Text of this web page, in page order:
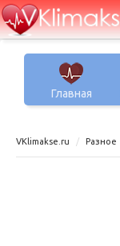
Главная
VKlimakse.ru Разное